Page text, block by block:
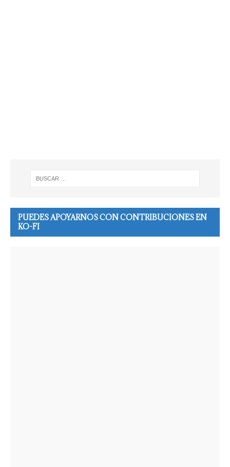
PUEDES APOYARNOS CON CONTRIBUCIONES EN
KO-FI